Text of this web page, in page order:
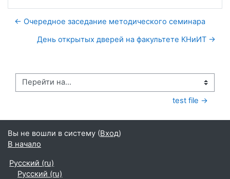
← Очередное заседание методического семинара
День открытых дверей на факультете КНиИТ →
Перейти на...
test file →
Вы не вошли в систему (Вход)
В начало
Русский ‎(ru)‎
Русский ‎(ru)‎